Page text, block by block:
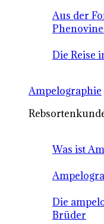
Aus der
Die Reise
Ampelographie
Was ist
Die
Brüder